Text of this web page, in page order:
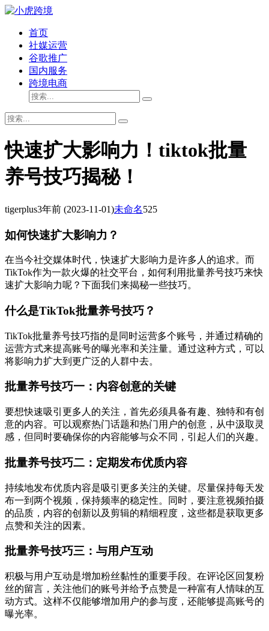
首页
社媒运营
谷歌推广
国内服务
跨境电商
快速扩大影响力！tiktok批量
养号技巧揭秘！
tigerplus3年前 (2023-11-01)未命名525
如何快速扩大影响力？
在当今社交媒体时代，快速扩大影响力是许多人的追求。而
TikTok作为一款火爆的社交平台，如何利用批量养号技巧来快
速扩大影响力呢？下面我们来揭秘一些技巧。
什么是TikTok批量养号技巧？
TikTok批量养号技巧指的是同时运营多个账号，并通过精确的
运营方式来提高账号的曝光率和关注量。通过这种方式，可以
将影响力扩大到更广泛的人群中去。
批量养号技巧一：内容创意的关键
要想快速吸引更多人的关注，首先必须具备有趣、独特和有创
意的内容。可以观察热门话题和热门用户的创意，从中汲取灵
感，但同时要确保你的内容能够与众不同，引起人们的兴趣。
批量养号技巧二：定期发布优质内容
持续地发布优质内容是吸引更多关注的关键。尽量保持每天发
布一到两个视频，保持频率的稳定性。同时，要注意视频拍摄
的品质，内容的创新以及剪辑的精细程度，这些都是获取更多
点赞和关注的因素。
批量养号技巧三：与用户互动
积极与用户互动是增加粉丝黏性的重要手段。在评论区回复粉
丝的留言，关注他们的账号并给予点赞是一种富有人情味的互
动方式。这样不仅能够增加用户的参与度，还能够提高账号的
曝光率。